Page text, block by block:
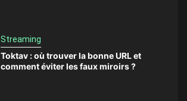
Streaming
Toktav : où trouver la bonne URL et
comment éviter les faux miroirs ?